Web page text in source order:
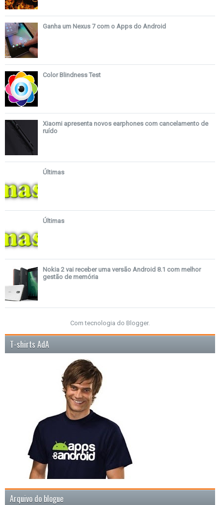
Ganha um Nexus 7 com o Apps do Android
Color Blindness Test
Xiaomi apresenta novos earphones com cancelamento de
ruído
Últimas
Últimas
Nokia 2 vai receber uma versão Android 8.1 com melhor
gestão de memória
Com tecnologia do Blogger.
T-shirts AdA
Arquivo do blogue